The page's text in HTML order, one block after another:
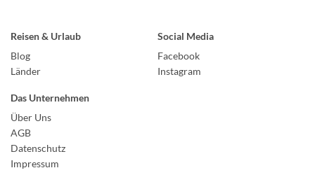
Reisen & Urlaub
Blog
Länder
Social Media
Facebook
Instagram
Das Unternehmen
Über Uns
AGB
Datenschutz
Impressum